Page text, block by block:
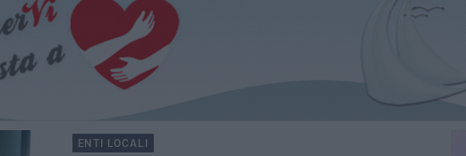
ENTI LOCALI